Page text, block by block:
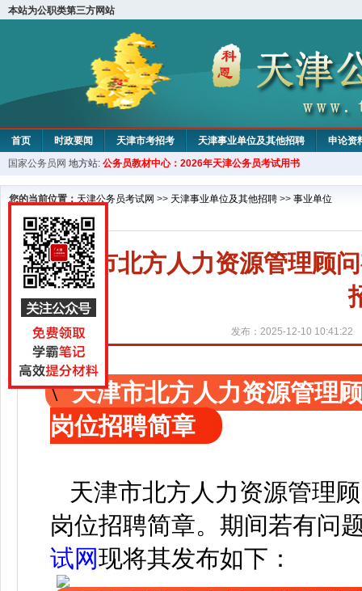
本站为公职类第三方网站
首页 时政要闻 天津市考招考 天津事业单位及其他招聘 申论资
教材中心
国家公务员网 地方站: 公务员教材中心：2026年天津公务员考试用书
您的当前位置： 天津公务员考试网 >> 天津事业单位及其他招聘 >> 事业单位
天津市北方人力资源管理顾
发布：2025-12-10 10:41:22
天津市北方人力资源管理
岗位招聘简章
天津市北方人力资源管理
岗位招聘简章。 期间若有问
试网现将其发布如下：